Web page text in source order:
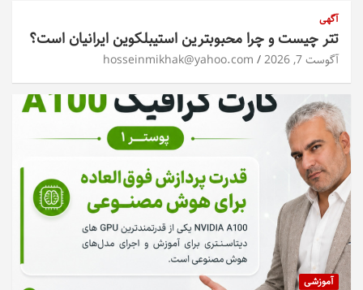
آگهی
تتر چیست و چرا محبوبترین استیبلکوین ایرانیان است؟
آگوست 7, 2026 hosseinmikhak@yahoo.com
آموزشی